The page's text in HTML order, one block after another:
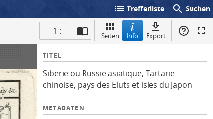
list Trefferliste search Suchen
1 : Seiten Info Export
I
f
o
TITEL
Siberie ou Russie asiatique, Tartarie
chinoise, pays des Eluts et isles du Japon
METADATEN